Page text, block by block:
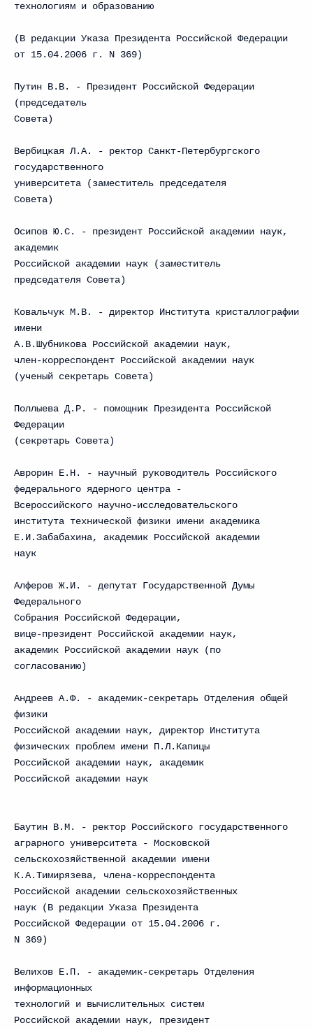
технологиям и образованию
(В редакции Указа Президента Российской Федерации
от 15.04.2006 г. N 369)
Путин В.В. - Президент Российской Федерации
(председатель
Совета)
Вербицкая Л.А. - ректор Санкт-Петербургского
государственного
университета (заместитель председателя
Совета)
Осипов Ю.С. - президент Российской академии наук,
академик
Российской академии наук (заместитель
председателя Совета)
Ковальчук М.В. - директор Института кристаллографии
имени
А.В.Шубникова Российской академии наук,
член-корреспондент Российской академии наук
(ученый секретарь Совета)
Поллыева Д.Р. - помощник Президента Российской
Федерации
(секретарь Совета)
Аврорин Е.Н. - научный руководитель Российского
федерального ядерного центра -
Всероссийского научно-исследовательского
института технической физики имени академика
Е.И.Забабахина, академик Российской академии
наук
Алферов Ж.И. - депутат Государственной Думы
Федерального
Собрания Российской Федерации,
вице-президент Российской академии наук,
академик Российской академии наук (по
согласованию)
Андреев А.Ф. - академик-секретарь Отделения общей
физики
Российской академии наук, директор Института
физических проблем имени П.Л.Капицы
Российской академии наук, академик
Российской академии наук
Баутин В.М. - ректор Российского государственного
аграрного университета - Московской
сельскохозяйственной академии имени
К.А.Тимирязева, члена-корреспондента
Российской академии сельскохозяйственных
наук (В редакции Указа Президента
Российской Федерации от 15.04.2006 г.
N 369)
Велихов Е.П. - академик-секретарь Отделения
информационных
технологий и вычислительных систем
Российской академии наук, президент